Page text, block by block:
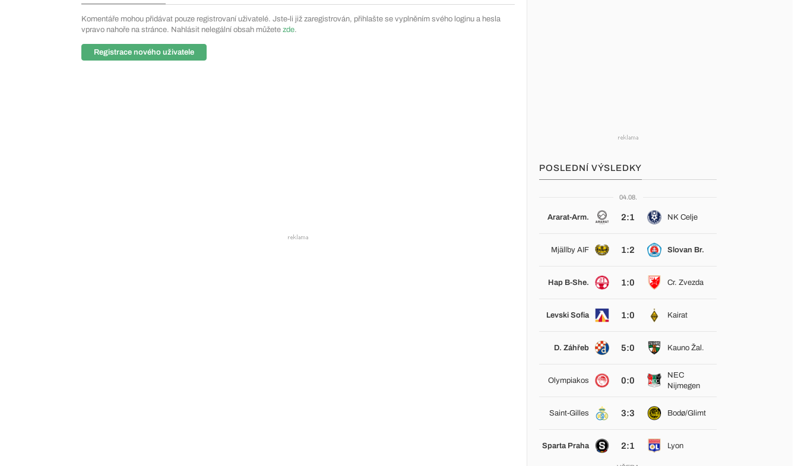
Komentáře mohou přidávat pouze registrovaní uživatelé. Jste-li již zaregistrován, přihlašte se vyplněním svého loginu a hesla
vpravo nahoře na stránce. Nahlásit nelegální obsah můžete zde.
Registrace nového uživatele
POSLEDNÍ VÝSLEDKY
04.08.
Ararat-Arm. 2:1 NK Celje
Mjällby AIF 1:2 Slovan Br.
Hap B-She. 1:0 Cr. Zvezda
Levski Sofia 1:0 Kairat
D. Záhřeb 5:0 Kauno Žal.
Olympiakos 0:0
NEC
Nijmegen
Saint-Gilles 3:3 Bodø/Glimt
Sparta Praha 2:1 Lyon